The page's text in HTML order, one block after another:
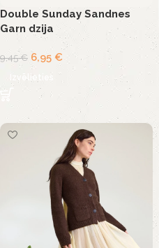
Double Sunday Sandnes
Garn dzija
9,45€ 6,95 €
Izvēlieties